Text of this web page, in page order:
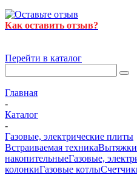
Как оставить отзыв?
Перейти в каталог
Главная
-
Каталог
-
Газовые, электрические плиты
Встраиваемая техникаВытяжки
накопительныеГазовые,
колонкиГазовые котлы